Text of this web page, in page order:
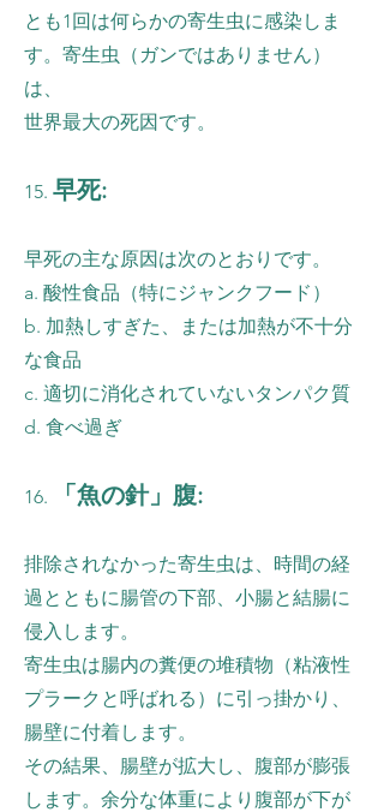
とも1回は何らかの寄生虫に感染しま
す。寄生虫（ガンではありません）
は、
世界最大の死因です。
15. 早死:
早死の主な原因は次のとおりです。
a. 酸性食品（特にジャンクフード）
b. 加熱しすぎた、または加熱が不十分
な食品
c. 適切に消化されていないタンパク質
d. 食べ過ぎ
16. 「魚の針」腹:
排除されなかった寄生虫は、時間の経
過とともに腸管の下部、小腸と結腸に
侵入します。
寄生虫は腸内の糞便の堆積物（粘液性
プラークと呼ばれる）に引っ掛かり、
腸壁に付着します。
その結果、腸壁が拡大し、腹部が膨張
します。余分な体重により腹部が下が